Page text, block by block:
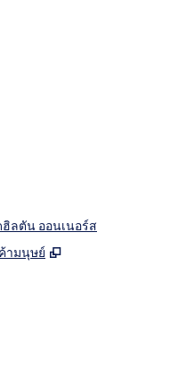
ลตัน ออนเนอร์ส
ามนุษย์
,